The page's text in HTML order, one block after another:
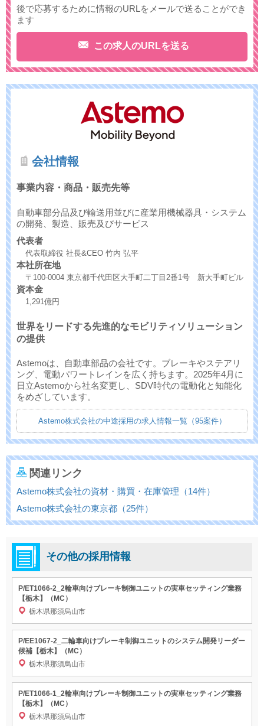
後で応募するために情報のURLをメールで送ることができ
ます
この求人のURLを送る
会社情報
事業内容・商品・販売先等
自動車部分品及び輸送用並びに産業用機械器具・システム
の開発、製造、販売及びサービス
代表者
代表取締役 社長&CEO 竹内 弘平
本社所在地
〒100-0004 東京都千代田区大手町二丁目2番1号 新大手町ビル
資本金
1,291億円
世界をリードする先進的なモビリティソリューション
の提供
Astemoは、自動車部品の会社です。ブレーキやステアリ
ング、電動パワートレインを広く持ちます。2025年4月に
日立Astemoから社名変更し、SDV時代の電動化と知能化
をめざしています。
Astemo株式会社の中途採用の求人情報一覧（95案件）
関連リンク
Astemo株式会社の資材・購買・在庫管理（14件）
Astemo株式会社の東京都（25件）
その他の採用情報
P/ET1066-2_2輪車向けブレーキ制御ユニットの実車セッティング業務
【栃木】（MC）
栃木県那須烏山市
P/EE1067-2_二輪車向けブレーキ制御ユニットのシステム開発リーダー
候補【栃木】（MC）
栃木県那須烏山市
P/ET1066-1_2輪車向けブレーキ制御ユニットの実車セッティング業務
【栃木】（MC）
栃木県那須烏山市